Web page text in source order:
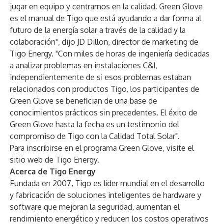
jugar en equipo y centrarnos en la calidad. Green Glove
es el manual de Tigo que está ayudando a dar forma al
futuro de la energía solar a través de la calidad y la
colaboración", dijo JD Dillon, director de marketing de
Tigo Energy. "Con miles de horas de ingeniería dedicadas
a analizar problemas en instalaciones C&I,
independientemente de si esos problemas estaban
relacionados con productos Tigo, los participantes de
Green Glove se benefician de una base de
conocimientos prácticos sin precedentes. El éxito de
Green Glove hasta la fecha es un testimonio del
compromiso de Tigo con la Calidad Total Solar".
Para inscribirse en el programa Green Glove, visite el
sitio web de Tigo Energy.
Acerca de Tigo Energy
Fundada en 2007, Tigo es líder mundial en el desarrollo
y fabricación de soluciones inteligentes de hardware y
software que mejoran la seguridad, aumentan el
rendimiento energético y reducen los costos operativos